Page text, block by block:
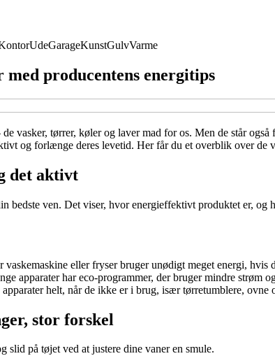
UdeGarageKunstGulvVarme
producentens energitips
vasker, tørrer, køler og laver mad for os. Men de står
og forlænge deres levetid. Her får du et overblik over
det aktivt
bedste ven. Det viser, hvor energieffektivt produktet er,
vaskemaskine eller fryser bruger unødigt meget energi, hvis
apparater har eco-programmer, der bruger mindre strøm
helt, når de ikke er i brug, især tørretumblere, ovne
stor forskel
slid på tøjet ved at justere dine vaner en smule.